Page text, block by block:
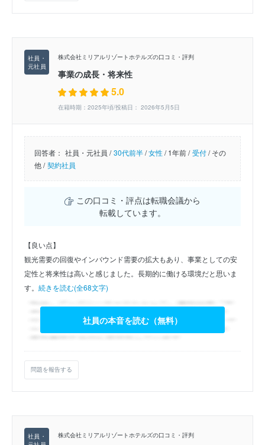
株式会社ミリアルリゾートホテルズの口コミ・評判
事業の成長・将来性
5.0
在籍時期：2025年頃/投稿日： 2026年5月5日
回答者： 社員・元社員 / 30代前半/女性/1年前 / 受付/その
他 / 契約社員
この口コミ・評点は転職会議から
転載しています。
【良い点】
観光需要の回復やインバウンド需要の拡大もあり、事業としての安
定性と将来性は高いと感じました。長期的に働ける環境だと思いま
す。 続きを読む(全68文字)
社員の本音を読む（無料）
問題を報告する
株式会社ミリアルリゾートホテルズの口コミ・評判